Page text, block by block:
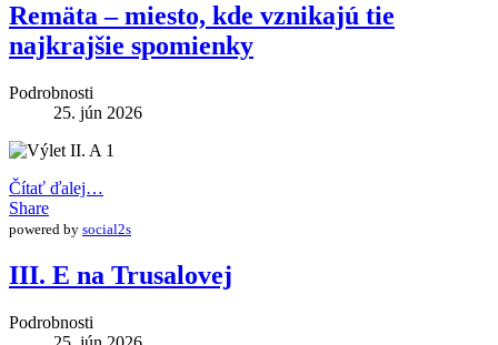
Remäta – miesto, kde vznikajú tie
najkrajšie spomienky
Podrobnosti
25. jún 2026
Čítať ďalej…
Share
powered by social2s
III. E na Trusalovej
Podrobnosti